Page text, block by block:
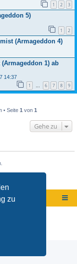
zu
1 2 3
5)
1 2
(Armageddon 4)
1) ab
14:37
1 … 6 7 8 9
• Seite 1 von 1
Gehe zu